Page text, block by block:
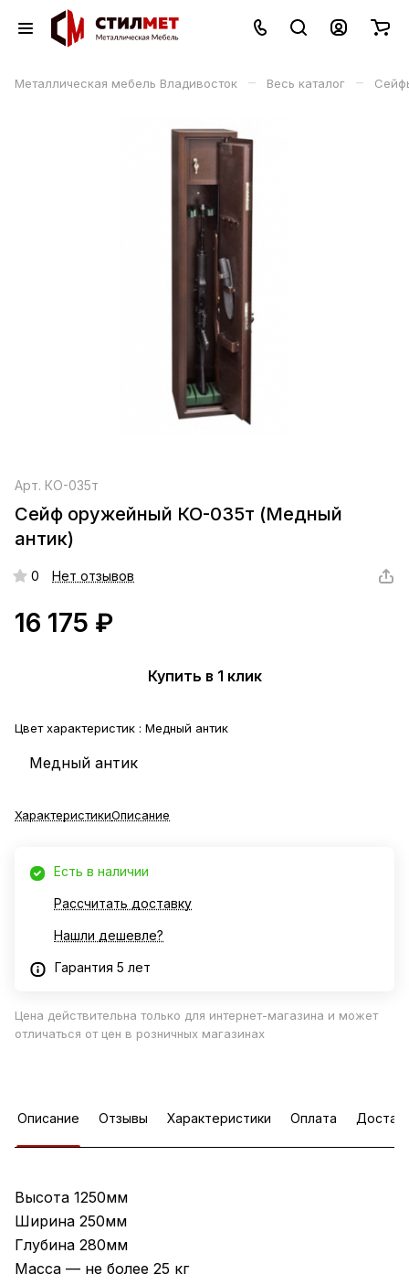
Металлическая мебель Владивосток – Весь каталог –
Арт. КО-035т
Сейф оружейный КО-035т (Медный
антик)
0 Нет отзывов
16 175 ₽
Купить в 1 клик
Цвет характеристик : Медный антик
Медный антик
ХарактеристикиОписание
Есть в наличии
Рассчитать доставку
Нашли дешевле?
Гарантия 5 лет
Цена действительна только для интернет-магазина и может
отличаться от цен в розничных магазинах
Описание Отзывы Характеристики Оплата
Высота 1250мм
Ширина 250мм
Глубина 280мм
Масса — не более 25 кг